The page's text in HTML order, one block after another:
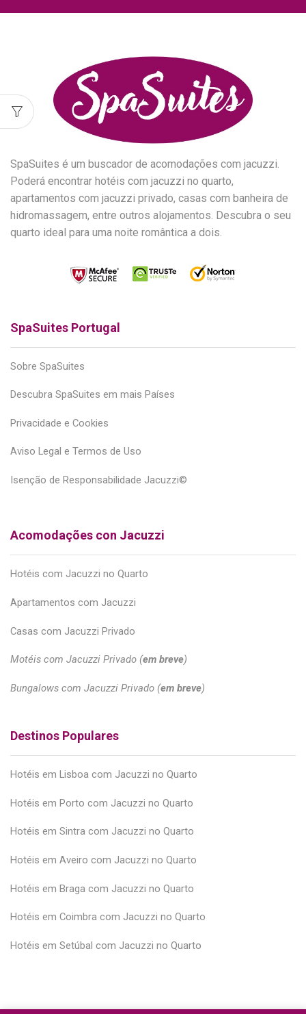
SpaSuites é um buscador de acomodações com jacuzzi.
Poderá encontrar hotéis com jacuzzi no quarto,
apartamentos com jacuzzi privado, casas com banheira de
hidromassagem, entre outros alojamentos. Descubra o seu
quarto ideal para uma noite romântica a dois.
SpaSuites Portugal
Sobre SpaSuites
Descubra SpaSuites em mais Países
Privacidade e Cookies
Aviso Legal e Termos de Uso
Isenção de Responsabilidade Jacuzzi©
Acomodações con Jacuzzi
Hotéis com Jacuzzi no Quarto
Apartamentos com Jacuzzi
Casas com Jacuzzi Privado
Motéis com Jacuzzi Privado (em breve)
Bungalows com Jacuzzi Privado (em breve)
Destinos Populares
Hotéis em Lisboa com Jacuzzi no Quarto
Hotéis em Porto com Jacuzzi no Quarto
Hotéis em Sintra com Jacuzzi no Quarto
Hotéis em Aveiro com Jacuzzi no Quarto
Hotéis em Braga com Jacuzzi no Quarto
Hotéis em Coimbra com Jacuzzi no Quarto
Hotéis em Setúbal com Jacuzzi no Quarto